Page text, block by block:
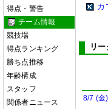
得点・警告
チーム情報
競技場
得点ランキング
勝ち点推移
年齢構成
スタッフ
関係者ニュース
カ
リ
8/7 (金)